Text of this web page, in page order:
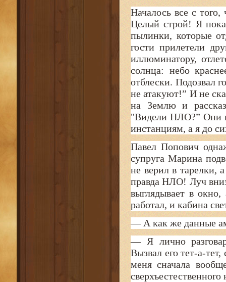
Началось все с
Целый строй! Я
пылинки, которые
гости прилетели
иллюминатору,
солнца: небо
отблески. Подозвал
не атакуют!” И не
на Землю и
"Видели НЛО?” Они
инстанциям, а я до
Павел Попович
супруга Марина
не верил в тарелки,
правда НЛО! Луч
выглядывает в
работал, и кабина
— А как же данные
— Я лично
Вызвал его тет-а-
меня сначала